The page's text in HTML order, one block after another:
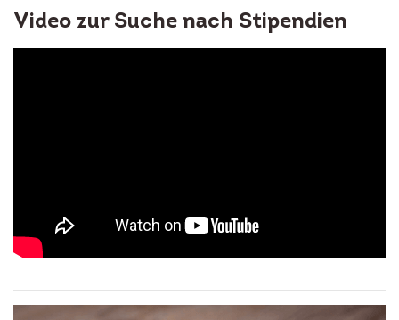
Video zur Suche nach Stipendien